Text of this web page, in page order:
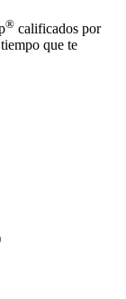
® calificados por
que te